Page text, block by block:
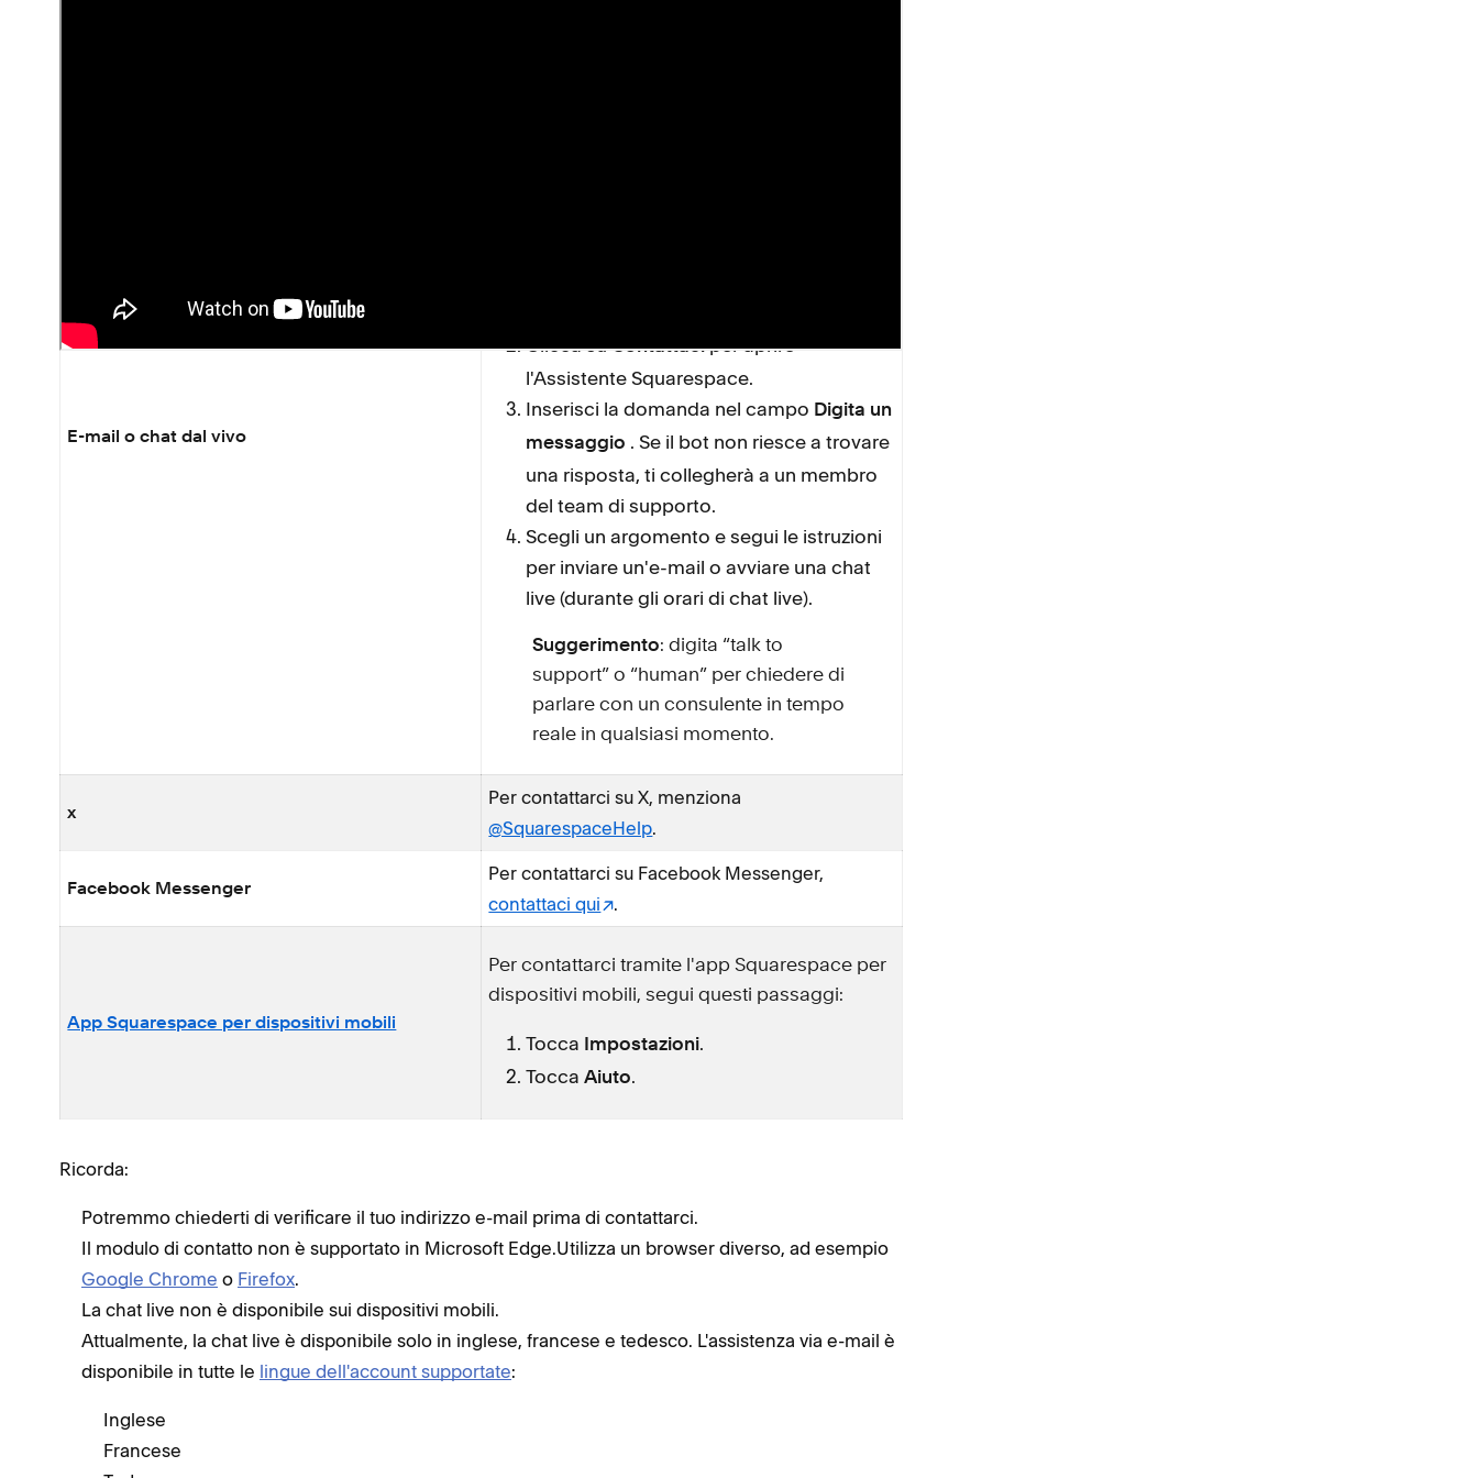
E-mail o chat dal vivo
Clicca suContattaciper aprire
l'Assistente Squarespace.
Inserisci la domanda nel campo Digita un
messaggio . Se il bot non riesce a trovare
una risposta, ti collegherà a un membro
del team di supporto.
Scegli un argomento e segui le istruzioni
per inviare un'e-mail o avviare una chat
live (durante gli orari di chat live).
Suggerimento: digita “talk to
support” o “human” per chiedere di
parlare con un consulente in tempo
reale in qualsiasi momento.
x
Per contattarci su X, menziona
@SquarespaceHelp.
Facebook Messenger
Per contattarci su Facebook Messenger,
contattaci qui
.
App Squarespace per dispositivi mobili
Per contattarci tramite l'app Squarespace per
dispositivi mobili, segui questi passaggi:
Tocca Impostazioni.
ToccaAiuto.
Ricorda:
Potremmo chiederti di verificare il tuo indirizzo e-mail prima di contattarci.
Il modulo di contatto non è supportato in Microsoft Edge.Utilizza un browser diverso, ad esempio
Google Chrome o Firefox.
La chat live non è disponibile sui dispositivi mobili.
Attualmente, la chat live è disponibile solo in inglese, francese e tedesco. L'assistenza via e-mail è
disponibile in tutte le lingue dell'account supportate:
Inglese
Francese